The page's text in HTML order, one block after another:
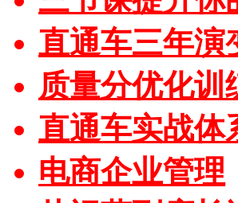
直通车三年演
质量分优化训
直通车实战体
电商企业管理